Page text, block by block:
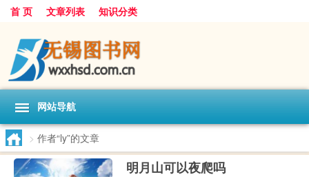
首 页 文章列表 知识分类
网站导航
> 作者“ly”的文章
明月山可以夜爬吗